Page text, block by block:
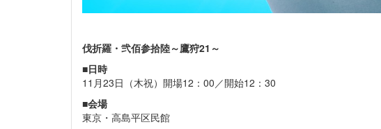
伐折羅・弐佰参拾陸～鷹狩21～
■日時
11月23日（木祝）開場12：00／開始12：30
■会場
東京・高島平区民館